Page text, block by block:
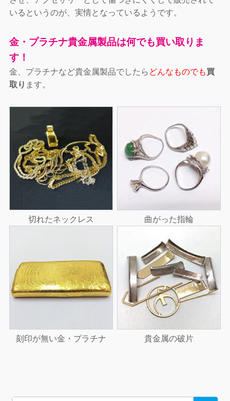
いるというのが、実情となっているようです。
金・プラチナ貴金属製品は何でも買い取りま
す！
金、プラチナなど貴金属製品でしたら どんなものでも買
取り ます。
切れたネックレス 曲がった指輪
刻印が無い金・プラチナ 貴金属の破片